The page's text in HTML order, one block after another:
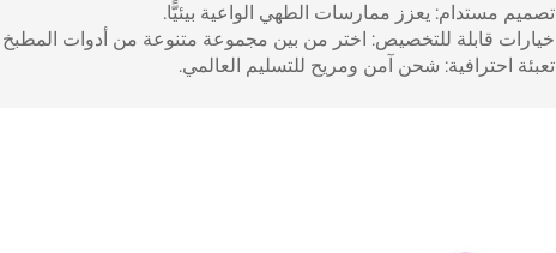
تصميم مستدام: يعزز ممارسات الطهي الواعية بيئيًّا.
خيارات قابلة للتخصيص: اختر من بين مجموعة متنوعة من أدوات
تعبئة احترافية: شحن آمن ومريح للتسليم العالمي.